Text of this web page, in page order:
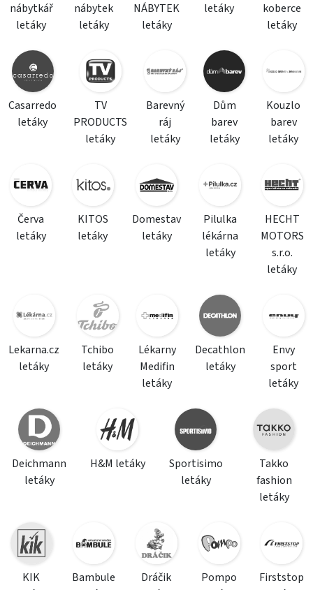
nábytkář
letáky
nábytek
letáky
NÁBYTEK
letáky
letáky
koberce
letáky
Casarredo
letáky
TV
PRODUCTS
letáky
Barevný
ráj
letáky
Dům
barev
letáky
Kouzlo
barev
letáky
Červa
letáky
KITOS
letáky
Domestav
letáky
Pilulka
lékárna
letáky
HECHT
MOTORS
s.r.o.
letáky
Lekarna.cz
letáky
Tchibo
letáky
Lékarny
Medifin
letáky
Decathlon
letáky
Envy
sport
letáky
Deichmann
letáky
H&M letáky
Sportisimo
letáky
Takko
fashion
letáky
KIK
Bambule
Dráčik
Pompo
Firststop